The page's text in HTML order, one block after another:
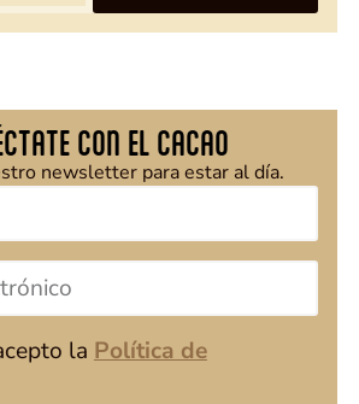
CON EL CACAO
newsletter para estar al día.
la Política de